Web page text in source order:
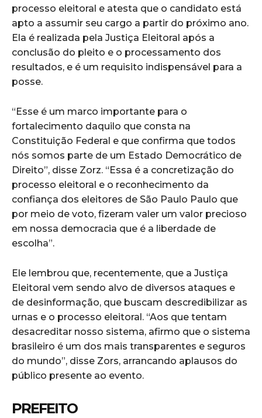
processo eleitoral e atesta que o candidato está
apto a assumir seu cargo a partir do próximo ano.
Ela é realizada pela Justiça Eleitoral após a
conclusão do pleito e o processamento dos
resultados, e é um requisito indispensável para a
posse.
“Esse é um marco importante para o
fortalecimento daquilo que consta na
Constituição Federal e que confirma que todos
nós somos parte de um Estado Democrático de
Direito”, disse Zorz. “Essa é a concretização do
processo eleitoral e o reconhecimento da
confiança dos eleitores de São Paulo Paulo que
por meio de voto, fizeram valer um valor precioso
em nossa democracia que é a liberdade de
escolha”.
Ele lembrou que, recentemente, que a Justiça
Eleitoral vem sendo alvo de diversos ataques e
de desinformação, que buscam descredibilizar as
urnas e o processo eleitoral. “Aos que tentam
desacreditar nosso sistema, afirmo que o sistema
brasileiro é um dos mais transparentes e seguros
do mundo”, disse Zors, arrancando aplausos do
público presente ao evento.
PREFEITO